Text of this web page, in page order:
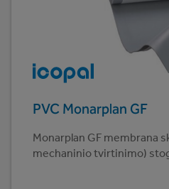
PVC Monarplan GF
Monarplan GF membrana
mechaninio tvirtinimo)